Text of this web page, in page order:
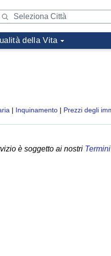
della Vita
| Inquinamento | Prezzi degli
è soggetto ai nostri